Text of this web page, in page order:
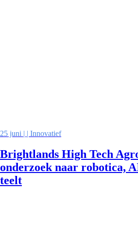
25 juni | | Innovatief
Brightlands High Tech
onderzoek naar robotica,
teelt